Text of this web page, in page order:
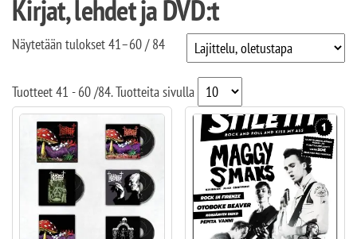
Kirjat, lehdet ja DVD:t
Näytetään tulokset 41–60 / 84
Tuotteet41 - 60/84. Tuotteita sivulla